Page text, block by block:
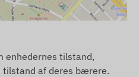
enhedernes tilstand,
tilstand af deres bærere.